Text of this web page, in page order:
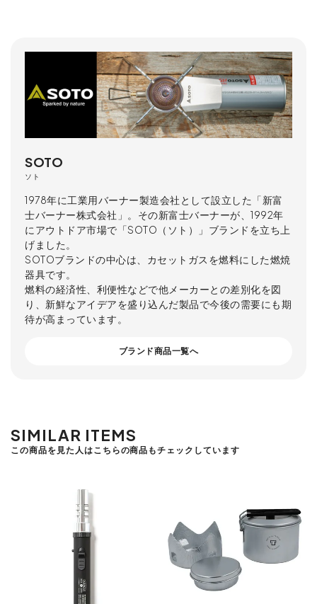
SOTO
ソト
1978年に工業用バーナー製造会社として設立した「新富
士バーナー株式会社」。その新富士バーナーが、1992年
にアウトドア市場で「SOTO（ソト）」ブランドを立ち上
げました。
SOTOブランドの中心は、カセットガスを燃料にした燃焼
器具です。
燃料の経済性、利便性などで他メーカーとの差別化を図
り、新鮮なアイデアを盛り込んだ製品で今後の需要にも期
待が高まっています。
ブランド商品一覧へ
SIMILAR ITEMS
この商品を見た人はこちらの商品もチェックしています